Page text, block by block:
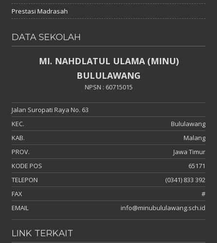
Prestasi Madrasah
DATA SEKOLAH
MI. NAHDLATUL ULAMA (MINU)
BULULAWANG
NPSN : 60715015
Jalan Suropati Raya No. 63
KEC.
Bululawang
KAB.
Malang
PROV.
Jawa Timur
KODE POS
65171
TELEPON
(0341) 833 392
FAX
#
EMAIL
info@minubululawang.sch.id
LINK TERKAIT